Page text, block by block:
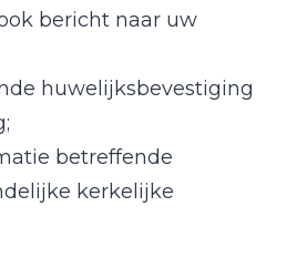
bericht naar uw
huwelijksbevestiging
betreffende
kerkelijke